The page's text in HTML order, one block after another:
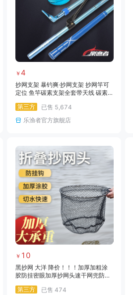
￥ 4
抄网支架 暴钓爽·抄网支架 抄网竿可
定位 鱼竿碳素支架全套带天线 碳素
第三方
已售 5,674
乐渔者官方旗舰店
￥ 10
黑抄网 大洋 降价！！！加厚加粗涂
胶防挂密眼加厚抄网头速干网兜防挂
第三方
已售 474